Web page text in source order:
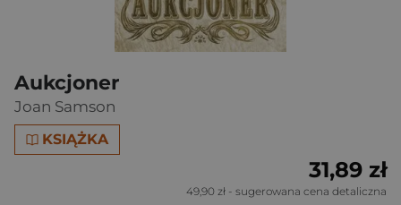
Aukcjoner
Joan Samson
KSIĄŻKA
31,89 zł
49,90 zł - sugerowana cena detaliczna